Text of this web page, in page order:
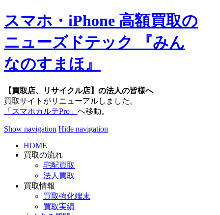
スマホ・iPhone 高額買取の
ニューズドテック 『みん
なのすまほ』
【買取店、リサイクル店】の法人の皆様へ
買取サイトがリニューアルしました。
「スマホカルテPro」 へ移動。
Show navigation Hide navigation
HOME
買取の流れ
宅配買取
法人買取
買取情報
買取強化端末
買取実績